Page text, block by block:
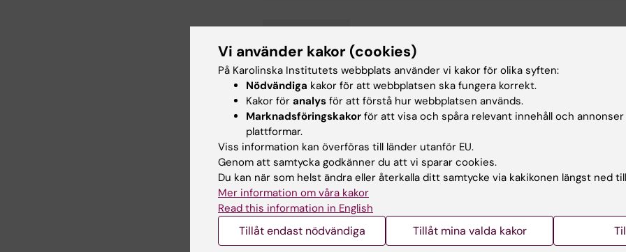
Tags
Uppdaterad av:
Webb Admin 2019-03-26
Dela
Relaterade artiklar
Vi använder kakor (cookies)
På Karolinska Institutets webbplats använder vi kakor för olika syften:
Nödvändiga kakor för att webbplatsen ska fungera korrekt.
Kakor för analys för att förstå hur webbplatsen används.
Marknadsföringskakor för att visa och spåra relevant innehåll och
plattformar.
Viss information kan överföras till länder utanför EU.
Genom att samtycka godkänner du att vi sparar cookies.
Du kan när som helst ändra eller återkalla ditt samtycke via kakikonen längst ned
Mer information om våra kakor
Read this information in English
Tillåt endast nödvändiga Tillåt mina valda kakor